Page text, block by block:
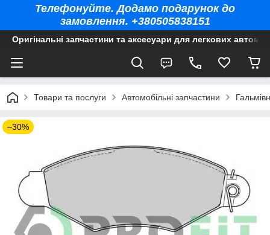
Телефонуйте. Додамо подарунок до
замовлення. +380505838151
Оригінальні запчастини та аксесуари для легкових
Товари та послуги Автомобільні запчастини
–30%